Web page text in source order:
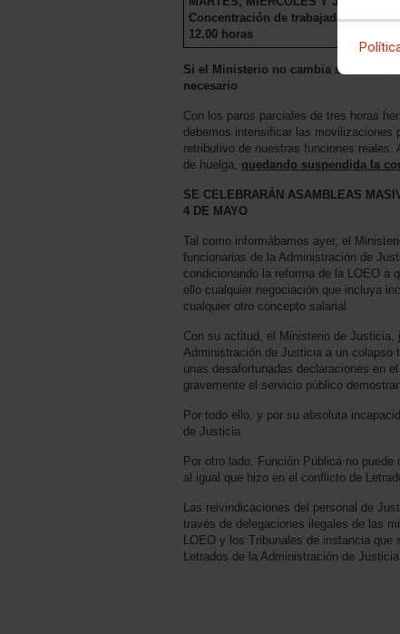
Concentración de trabajadores y
12.00 horas
Si el Ministerio no cambia su
necesario
Con los paros parciales de tres horas
debemos intensificar las movilizaciones
retributivo de nuestras funciones
de huelga, quedando suspendida la
SE CELEBRARÁN ASAMBLEAS
4 DE MAYO
Tal como informábamos ayer, el
funcionarias de la Administración de
condicionando la reforma de la LOEO a
ello cualquier negociación que incluya
cualquier otro concepto salarial
Con su actitud, el Ministerio de
Administración de Justicia a un colapso
unas desafortunadas declaraciones en
gravemente el servicio público
Por todo ello, y por su absoluta
de Justicia
Por otro lado, Función Pública no
al igual que hizo en el conflicto de
Las reivindicaciones del personal de
través de delegaciones ilegales de las
LOEO y los Tribunales de instancia que
Letrados de la Administración de